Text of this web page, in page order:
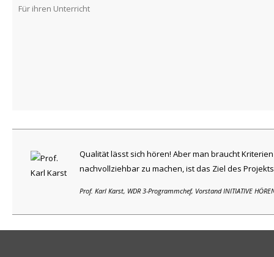
Für ihren Unterricht
Qualität lässt sich hören! Aber man braucht
nachvollziehbar zu machen, ist das Ziel des Projekts
Prof. Karl Karst, WDR 3-Programmchef, Vorstand INITIATIVE